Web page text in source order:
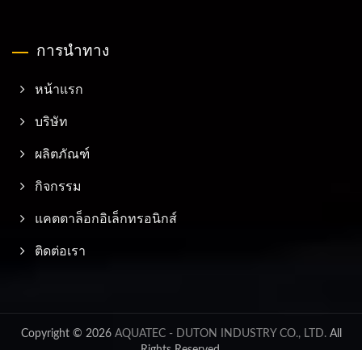
การนำทาง
หน้าแรก
บริษัท
ผลิตภัณฑ์
กิจกรรม
แคตตาล็อกอิเล็กทรอนิกส์
ติดต่อเรา
Copyright © 2026 AQUATEC - DUTON INDUSTRY CO., LTD.All